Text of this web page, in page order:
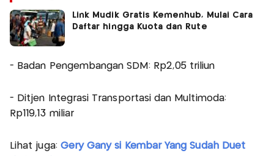
Link Mudik Gratis Kemenhub, Mulai Cara
Daftar hingga Kuota dan Rute
- Badan Pengembangan SDM: Rp2,05 triliun
- Ditjen Integrasi Transportasi dan Multimoda:
Rp119,13 miliar
Lihat juga: Gery Gany si Kembar Yang Sudah Duet